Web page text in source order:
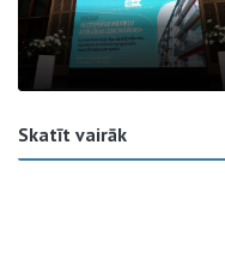
Skatīt vairāk